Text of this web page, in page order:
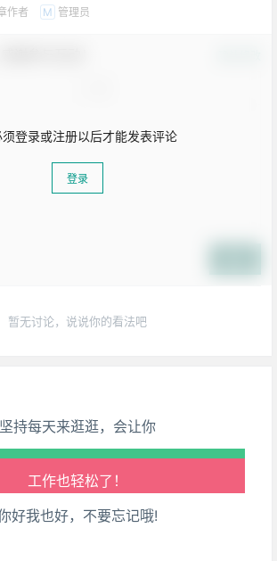
作者 M 管理员
登录或注册以后才能发表评论
登录
暂无讨论，说说你的看法吧
坚持每天来逛逛，会让你
腿也不痛了！
腰也不酸了！
工作也轻松了！
好我也好，不要忘记哦!